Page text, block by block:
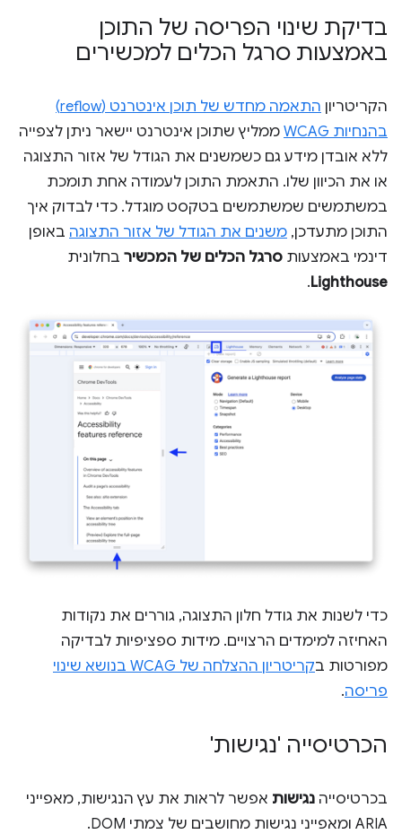
בדיקת שינוי הפריסה של התוכן
באמצעות סרגל הכלים למכשירים
הקריטריון
התאמה מחדש של תוכן אינטרנט (reflow)
בהנחיות WCAG
ממליץ שתוכן אינטרנט יישאר ניתן לצפייה
ללא אובדן מידע גם כשמשנים את הגודל של אזור התצוגה
או את הכיוון שלו. התאמת התוכן לעמודה אחת תומכת
במשתמשים שמשתמשים בטקסט מוגדל. כדי לבדוק איך
התוכן מתעדכן, משנים את הגודל של אזור התצוגה באופן
דינמי באמצעות סרגל הכלים של המכשיר בחלונית
Lighthouse
.
כדי לשנות את גודל חלון התצוגה, גוררים את נקודות
האחיזה למימדים הרצויים. מידות ספציפיות לבדיקה
מפורטות ב
קריטריון ההצלחה של WCAG בנושא שינוי
פריסה.
הכרטיסייה 'נגישות'
בכרטיסייה נגישות אפשר לראות את עץ הנגישות, מאפייני
ARIA ומאפייני נגישות מחושבים של צמתי DOM.